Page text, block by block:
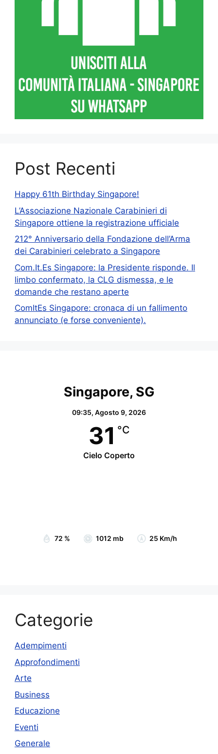
Post Recenti
Happy 61th Birthday Singapore!
L’Associazione Nazionale Carabinieri di
Singapore ottiene la registrazione ufficiale
212° Anniversario della Fondazione dell’Arma
dei Carabinieri celebrato a Singapore
Com.It.Es Singapore: la Presidente risponde. Il
limbo confermato, la CLG dismessa, e le
domande che restano aperte
ComItEs Singapore: cronaca di un fallimento
annunciato (e forse conveniente).
Singapore, SG
09:35, Agosto 9, 2026
31 °C
Cielo Coperto
72 % 1012 mb 25 Km/h
Categorie
Adempimenti
Approfondimenti
Arte
Business
Educazione
Eventi
Generale